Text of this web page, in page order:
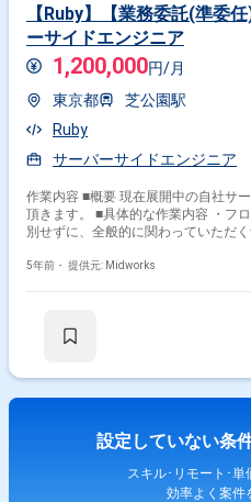
【Ruby】【業務委託(準委
ーサイドエンジニア
1,200,000円/月
東京都
芝公園駅
Ruby
サーバーサイドエンジニア
作業内容 ■概要 現在展開中の自社サ
頂きます。 ■具体的な作業内容 ・フロントエンドやサーバーサイドなど区
別せずに、全般的に関わっていただ
歓迎します。 - 特に、SaaSのシステム構築にメインメンバーとして携わっ
JavaScript ■フレームワーク：
5年前・ 提供元: Midworks
設定していない条
スキル･リモート･単
効率よく案件